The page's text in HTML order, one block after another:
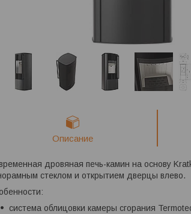
Описание
дровяная печь-камин на основу
стеклом и открытием дверцы влево.
система облицовки камеры сгорания